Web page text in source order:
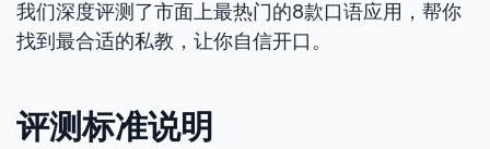
我们深度评测了市面上最热门的8款口语应用，帮你
找到最合适的私教，让你自信开口。
评测标准说明